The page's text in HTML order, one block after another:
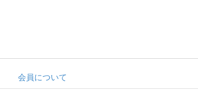
会員について